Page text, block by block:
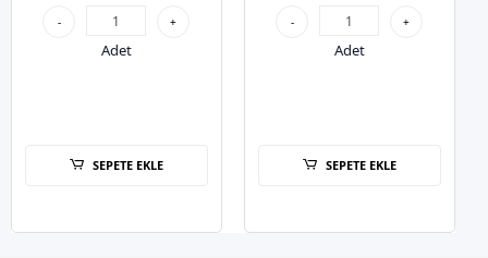
- +
Adet
SEPETE EKLE
- +
Adet
SEPETE EKLE